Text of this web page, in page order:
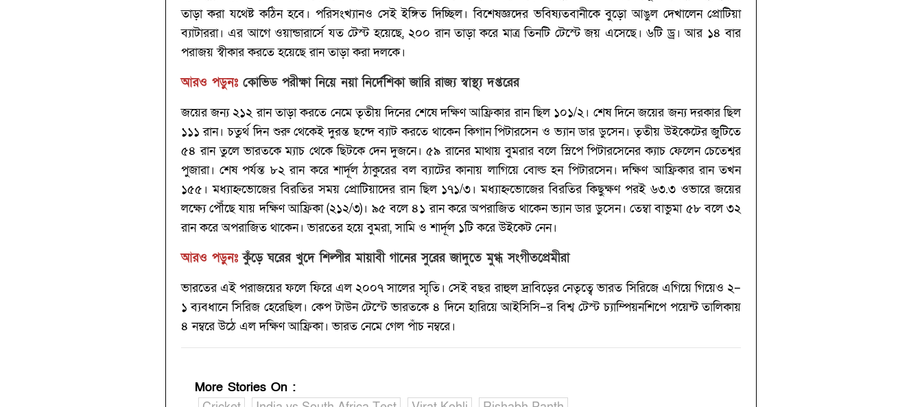
তাড়া করা যথেষ্ট কঠিন হবে। পরিসংখ্যানও সেই ইঙ্গিত দিচ্ছিল। বিশেষজ্ঞদের ভবিষ্যতবানীকে বুড়ো আঙুল দেখালেন প্রোটিয়া
ব্যাটাররা। এর আগে ওয়ান্ডারার্সে যত টেস্ট হয়েছে, ২০০ রান তাড়া করে মাত্র তিনটি টেস্টে জয় এসেছে। ৬টি ড্র। আর ১৪ বার
পরাজয় স্বীকার করতে হয়েছে রান তাড়া করা দলকে।
আরও পড়ুনঃ কোভিড পরীক্ষা নিয়ে নয়া নির্দেশিকা জারি রাজ্য স্বাস্থ্য দপ্তরের
জয়ের জন্য ২১২ রান তাড়া করতে নেমে তৃতীয় দিনের শেষে দক্ষিণ আফ্রিকার রান ছিল ১০১/‌২। শেষ দিনে জয়ের জন্য দরকার ছিল
১১১ রান। চতুর্থ দিন শুরু থেকেই দুরন্ত ছন্দে ব্যাট করতে থাকেন কিগান পিটারসেন ও ভ্যান ডার ডুসেন। তৃতীয় উইকেটের জুটিতে
৫৪ রান তুলে ভারতকে ম্যাচ থেকে ছিটকে দেন দুজনে। ৫৯ রানের মাথায় বুমরার বলে স্লিপে পিটারসেনের ক্যাচ ফেলেন চেতেশ্বর
পুজারা। শেষ পর্যন্ত ৮২ রান করে শার্দূল ঠাকুরের বল ব্যাটের কানায় লাগিয়ে বোল্ড হন পিটারসেন। দক্ষিণ আফ্রিকার রান তখন
১৫৫। মধ্যাহ্নভোজের বিরতির সময় প্রোটিয়াদের রান ছিল ১৭১/‌৩। মধ্যাহ্নভোজের বিরতির কিছুক্ষণ পরই ৬৩.‌৩ ওভারে জয়ের
লক্ষ্যে পৌঁছে যায় দক্ষিণ আফ্রিকা (‌২১২/‌৩)‌। ৯৫ বলে ৪১ রান করে অপরাজিত থাকেন ভ্যান ডার ডুসেন। তেম্বা বাভুমা ৫৮ বলে ৩২
রান করে অপরাজিত থাকেন। ভারতের হয়ে বুমরা, সামি ও শার্দূল ১টি করে উইকেট নেন।
আরও পড়ুনঃ কুঁড়ে ঘরের খুদে শিল্পীর মায়াবী গানের সুরের জাদুতে মুগ্ধ সংগীতপ্রেমীরা
ভারতের এই পরাজয়ের ফলে ফিরে এল ২০০৭ সালের স্মৃতি। সেই বছর রাহুল দ্রাবিড়ের নেতৃত্বে ভারত সিরিজে এগিয়ে গিয়েও ২–
১ ব্যবধানে সিরিজ হেরেছিল। কেপ টাউন টেস্টে ভারতকে ৪ দিনে হারিয়ে আইসিসি–র বিশ্ব টেস্ট চ্যাম্পিয়নশিপে পয়েন্ট তালিকায়
৪ নম্বরে উঠে এল দক্ষিণ আফ্রিকা। ভারত নেমে গেল পাঁচ নম্বরে।
More Stories On :